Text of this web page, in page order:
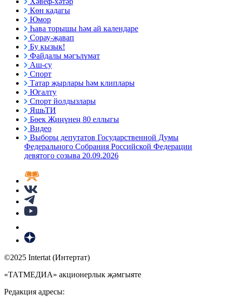
Көн кадагы
Юмор
Һава торышы һәм ай календаре
Сорау-җавап
Бу кызык!
Файдалы мәгълүмат
Аш-су
Спорт
Татар җырлары һәм клиплары
Югалту
Спорт йолдызлары
ЯшьТИ
Бөек Җиңүнең 80 еллыгы
Видео
Выборы депутатов Государственной Думы
Федерального Собрания Российской Федерации
девятого созыва 20.09.2026
©2025 Intertat (Интертат)
«ТАТМЕДИА» акционерлык җәмгыяте
Редакция адресы: